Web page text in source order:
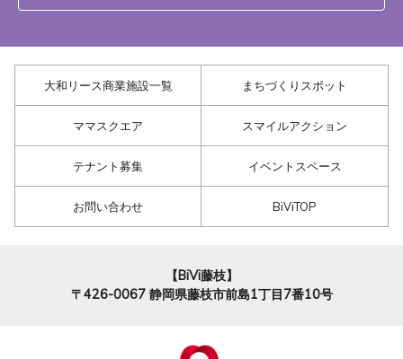
大和リース商業施設一覧 まちづくりスポット
ママスクエア スマイルアクション
テナント募集 イベントスペース
お問い合わせ BiViTOP
【BiVi藤枝】
〒426-0067 静岡県藤枝市前島1丁目7番10号